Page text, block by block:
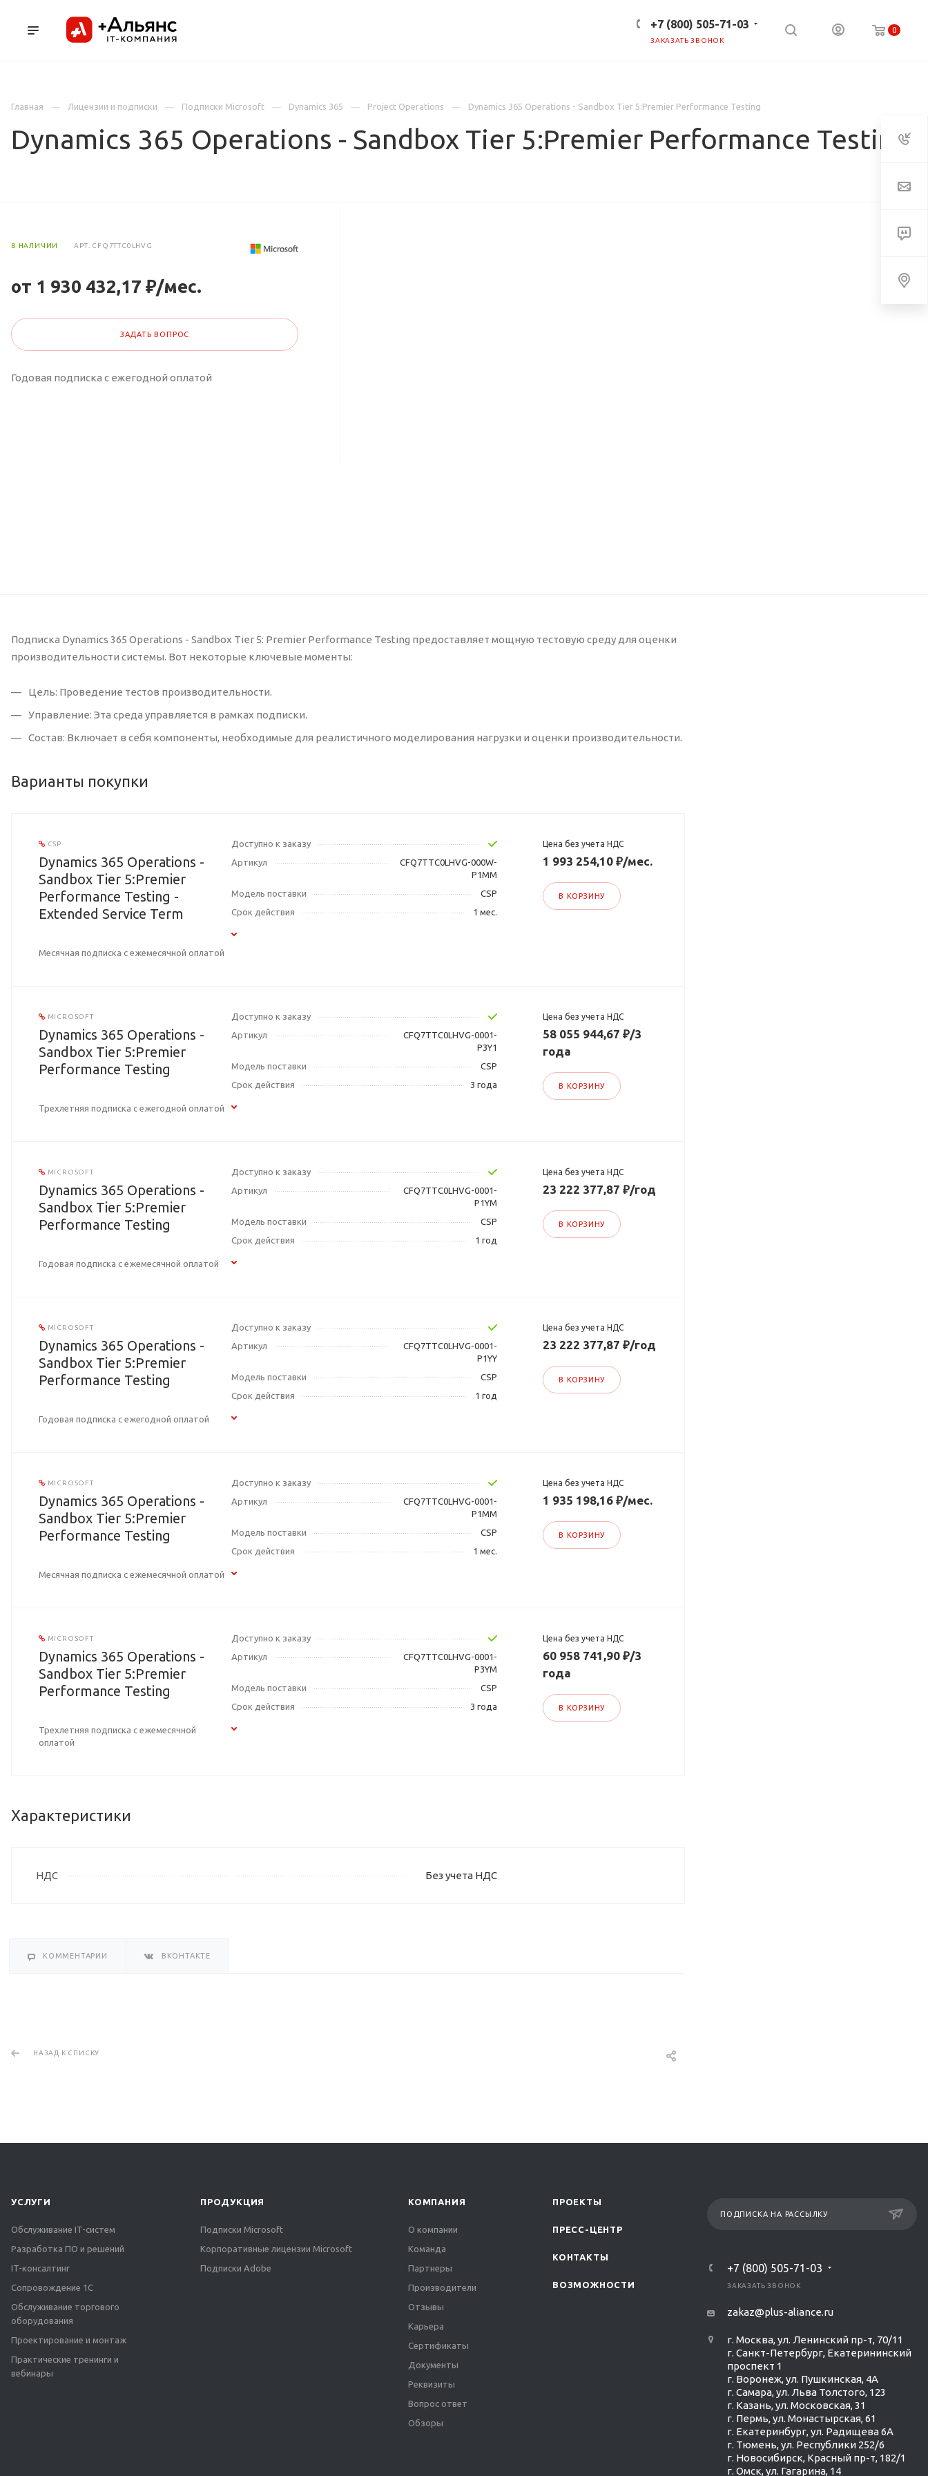
0
+7 (800) 505-71-03
ЗАКАЗАТЬ ЗВОНОК
Главная
Лицензии и подписки Подписки Microsoft Dynamics 365 Project Operations Dynamics 365 Operations - Sandbox Tier 5:Premier Performance Testing
Dynamics 365 Operations - Sandbox Tier 5:Premier Performance Testing
В НАЛИЧИИ АРТ. CFQ7TTC0LHVG
от 1 930 432,17 ₽/мес.
ЗАДАТЬ ВОПРОС
Годовая подписка с ежегодной оплатой
Подписка Dynamics 365 Operations - Sandbox Tier 5: Premier Performance Testing предоставляет мощную тестовую среду для оценки
производительности системы. Вот некоторые ключевые моменты:
Цель: Проведение тестов производительности.
Управление: Эта среда управляется в рамках подписки.
Состав: Включает в себя компоненты, необходимые для реалистичного моделирования нагрузки и оценки производительности.
Варианты покупки
CSP
Dynamics 365 Operations -
Sandbox Tier 5:Premier
Performance Testing -
Extended Service Term
Месячная подписка с ежемесячной оплатой
Доступно к заказу
Артикул
CFQ7TTC0LHVG-000W-
P1MM
Модель поставки
CSP
Срок действия
1 мес.
Цена без учета НДС
1 993 254,10 ₽/мес.
В КОРЗИНУ
MICROSOFT
Dynamics 365 Operations -
Sandbox Tier 5:Premier
Performance Testing
Трехлетняя подписка с ежегодной оплатой
Доступно к заказу
Артикул
CFQ7TTC0LHVG-0001-
P3Y1
Модель поставки
CSP
Срок действия
3 года
Цена без учета НДС
58 055 944,67 ₽/3
года
В КОРЗИНУ
MICROSOFT
Dynamics 365 Operations -
Sandbox Tier 5:Premier
Performance Testing
Годовая подписка с ежемесячной оплатой
Доступно к заказу
Артикул
CFQ7TTC0LHVG-0001-
P1YM
Модель поставки
CSP
Срок действия
1 год
Цена без учета НДС
23 222 377,87 ₽/год
В КОРЗИНУ
MICROSOFT
Dynamics 365 Operations -
Sandbox Tier 5:Premier
Performance Testing
Годовая подписка с ежегодной оплатой
Доступно к заказу
Артикул
CFQ7TTC0LHVG-0001-
P1YY
Модель поставки
CSP
Срок действия
1 год
Цена без учета НДС
23 222 377,87 ₽/год
В КОРЗИНУ
MICROSOFT
Dynamics 365 Operations -
Sandbox Tier 5:Premier
Performance Testing
Месячная подписка с ежемесячной оплатой
Доступно к заказу
Артикул
CFQ7TTC0LHVG-0001-
P1MM
Модель поставки
CSP
Срок действия
1 мес.
Цена без учета НДС
1 935 198,16 ₽/мес.
В КОРЗИНУ
MICROSOFT
Dynamics 365 Operations -
Sandbox Tier 5:Premier
Performance Testing
Трехлетняя подписка с ежемесячной
оплатой
Доступно к заказу
Артикул
CFQ7TTC0LHVG-0001-
P3YM
Модель поставки
CSP
Срок действия
3 года
Цена без учета НДС
60 958 741,90 ₽/3
года
В КОРЗИНУ
Характеристики
НДС Без учета НДС
КОММЕНТАРИИ ВКОНТАКТЕ
НАЗАД К СПИСКУ
УСЛУГИ
Обслуживание IT-систем
Разработка ПО и решений
IT-консалтинг
Сопровождение 1С
Обслуживание торгового
оборудования
Проектирование и монтаж
Практические тренинги и
вебинары
ПРОДУКЦИЯ
Подписки Microsoft
Корпоративные лицензии Microsoft
Подписки Adobe
КОМПАНИЯ
О компании
Команда
Партнеры
Производители
Отзывы
Карьера
Сертификаты
Документы
Реквизиты
Вопрос ответ
Обзоры
ПРОЕКТЫ
ПРЕСС-ЦЕНТР
КОНТАКТЫ
ВОЗМОЖНОСТИ
ПОДПИСКА НА РАССЫЛКУ
+7 (800) 505-71-03
ЗАКАЗАТЬ ЗВОНОК
zakaz@plus-aliance.ru
г. Москва, ул. Ленинский пр-т, 70/11
г. Санкт-Петербург, Екатерининский
проспект 1
г. Воронеж, ул. Пушкинская, 4А
г. Самара, ул. Льва Толстого, 123
г. Казань, ул. Московская, 31
г. Пермь, ул. Монастырская, 61
г. Екатеринбург, ул. Радищева 6А
г. Тюмень, ул. Республики 252/6
г. Новосибирск, Красный пр-т, 182/1
г. Омск, ул. ​Гагарина, 14